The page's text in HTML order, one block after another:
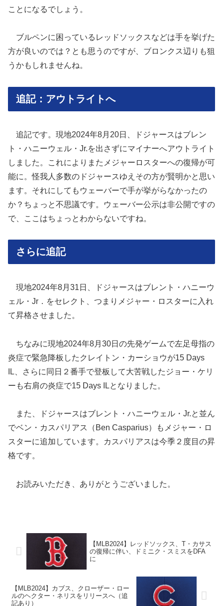
ことになるでしょう。
ブルペンに困っているレッドソックスなどは手を挙げた
方が良いのでは？とも思うのですが、ブロンクス辺りも狙
うかもしれませんね。
追記：アウトライトへ
追記です。現地2024年8月20日、ドジャースはブレン
ト・ハニーウェル・Jr.を出さずにマイナーへアウトライト
しました。これによりまたメジャーロスターへの復帰が可
能に。怪我人多数のドジャースゆえその方が賢明かと思い
ます。それにしてもウェーバーで手が挙がらなかったの
か？ちょっと不思議です。ウェーバー公示は非公開ですの
で、ここはちょっとわからないですね。
さらに追記
現地2024年8月31日、ドジャースはブレント・ハニーウ
ェル・Jr．をセレクト、つまりメジャー・ロスターに入れ
て昇格させました。
ちなみに現地2024年8月30日の先発ゲームで左足母指の
炎症で緊急降板したクレイトン・カーショウが15 Days
IL、さらに同日２番手で登板して大苦戦したジョー・ケリ
ーも右肩の炎症で15 Days ILとなりました。
また、ドジャースはブレント・ハニーウェル・Jr.と並ん
でベン・カスパリアス（Ben Casparius）もメジャー・ロ
スターに追加しています。カスパリアスは今季２度目の昇
格です。
お読みいただき、ありがとうございました。
【MLB2024】レッドソックス、T・カサス
の復帰に伴い、ドミニク・スミスをDFA
に
【MLB2024】カブス、クローザー・ロー
ルのヘクター・ネリスをリリースへ（追
記あり）